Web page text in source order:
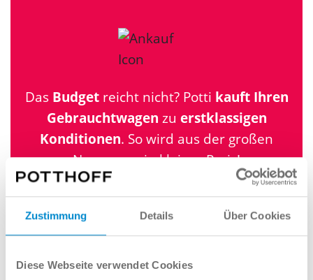
Zustimmung Details Über Cookies
Diese Webseite verwendet Cookies
Das Budgetreicht nicht? Potti kauft Ihren
Gebrauchtwagen zu erstklassigen
Konditionen. So wird aus der großen
Nummer, ein kleiner Preis!
Ihr Auto schätzen